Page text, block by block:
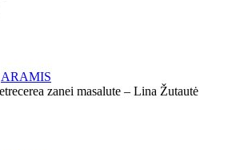
ARAMIS
zanei masalute – Lina Žutautė